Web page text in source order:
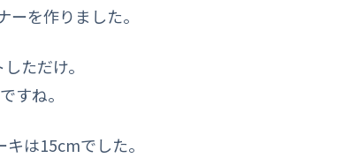
ーを作りました。
ただけ。
すね。
は15cmでした。